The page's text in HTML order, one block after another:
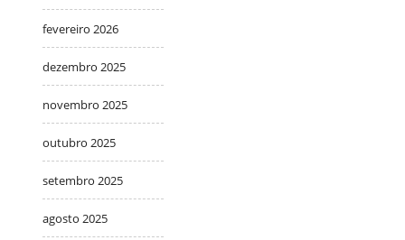
fevereiro 2026
dezembro 2025
novembro 2025
outubro 2025
setembro 2025
agosto 2025